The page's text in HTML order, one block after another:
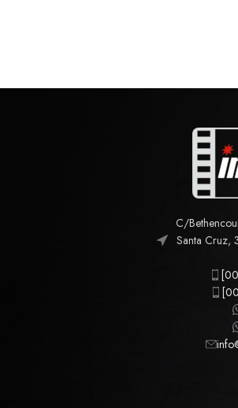
C/
Santa Cruz,